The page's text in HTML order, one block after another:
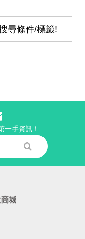
尋條件/標籤!
一手資訊！